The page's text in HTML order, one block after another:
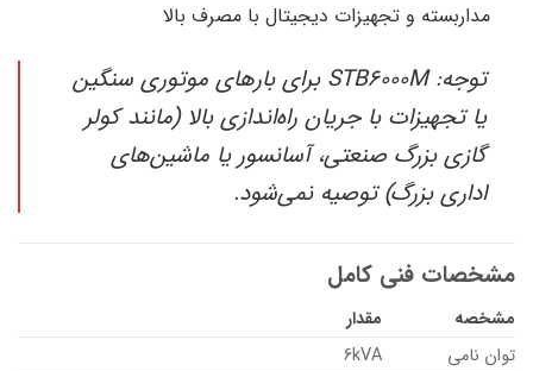
مداربسته و تجهیزات دیجیتال با مصرف بالا
توجه: STB6000M برای بارهای موتوری سنگین
یا تجهیزات با جریان راه‌اندازی بالا (مانند کولر
گازی بزرگ صنعتی، آسانسور یا ماشین‌های
اداری بزرگ) توصیه نمی‌شود.
مشخصات فنی کامل
مشخصه
مقدار
توان نامی
6kVA